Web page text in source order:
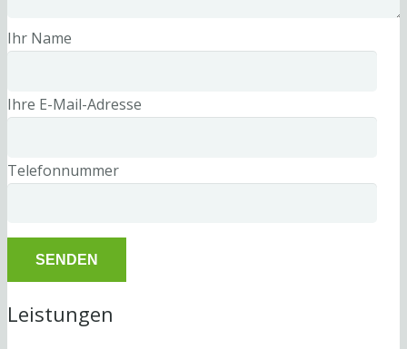
Ihr Name
Ihre E-Mail-Adresse
Telefonnummer
Leistungen